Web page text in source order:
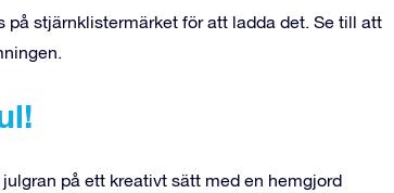
på stjärnklistermärket för att ladda det. Se till att
på ett kreativt sätt med en hemgjord